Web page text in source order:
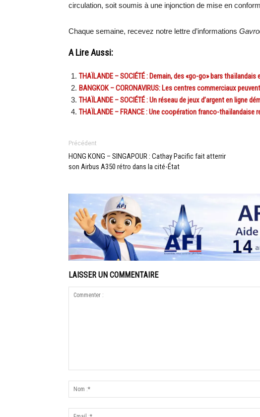
circulation, soit soumis à une injonction de mise en
Chaque semaine, recevez notre lettre d’informations
A Lire Aussi:
THAÏLANDE – SOCIÉTÉ : Demain, des «go-go» bars
BANGKOK – CORONAVIRUS: Les centres commerciaux
THAÏLANDE – SOCIÉTÉ : Un réseau de jeux d’argent en ligne
THAÏLANDE – FRANCE : Une coopération franco-thaïlandaise
Précédent
HONG KONG – SINGAPOUR : Cathay Pacific fait atterrir
son Airbus A350 rétro dans la cité-État
LAISSER UN COMMENTAIRE